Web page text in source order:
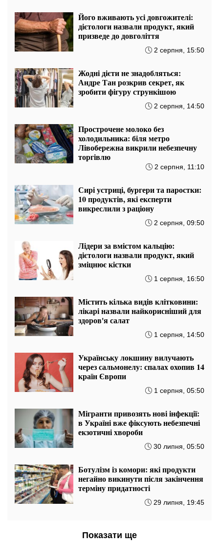
Його вживають усі довгожителі:
дієтологи назвали продукт, який
призведе до довголіття
2 серпня, 15:50
Жодні дієти не знадобляться:
Андре Тан розкрив секрет, як
зробити фігуру стрункішою
2 серпня, 14:50
Прострочене молоко без
холодильника: біля метро
Лівобережна викрили небезпечну
торгівлю
2 серпня, 11:10
Сирі устриці, бургери та паростки:
10 продуктів, які експерти
викреслили з раціону
2 серпня, 09:50
Лідери за вмістом кальцію:
дієтологи назвали продукт, який
зміцнює кістки
1 серпня, 16:50
Містить кілька видів клітковини:
лікарі назвали найкорисніший для
здоров'я салат
1 серпня, 14:50
Українську локшину вилучають
через сальмонелу: спалах охопив 14
країн Європи
1 серпня, 05:50
Мігранти привозять нові інфекції:
в Україні вже фіксують небезпечні
екзотичні хвороби
30 липня, 05:50
Ботулізм із комори: які продукти
негайно викинути після закінчення
терміну придатності
29 липня, 19:45
Показати ще